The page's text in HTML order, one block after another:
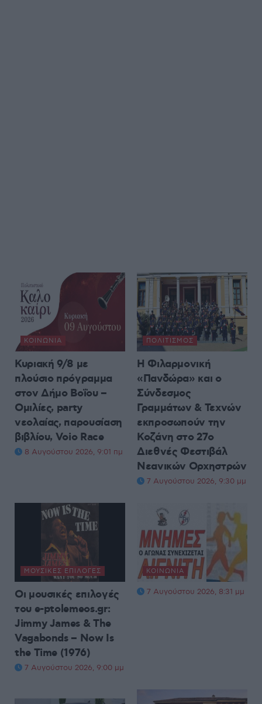
ΚΟΙΝΩΝΊΑ
Κυριακή 9/8 με
πλούσιο πρόγραμμα
στον Δήμο Βοΐου –
Ομιλίες, party
νεολαίας, παρουσίαση
βιβλίου, Voio Race
8 Αυγούστου 2026, 9:01 πμ
ΠΟΛΙΤΙΣΜΌΣ
Η Φιλαρμονική
«Πανδώρα» και ο
Σύνδεσμος
Γραμμάτων & Τεχνών
εκπροσωπούν την
Κοζάνη στο 27ο
Διεθνές Φεστιβάλ
Νεανικών Ορχηστρών
7 Αυγούστου 2026, 9:30 μμ
ΜΟΥΣΙΚΈΣ ΕΠΙΛΟΓΈΣ
Οι μουσικές επιλογές
του e-ptolemeos.gr:
Jimmy James & The
Vagabonds – Now Is
the Time (1976)
7 Αυγούστου 2026, 9:00 μμ
ΚΟΙΝΩΝΊΑ
7 Αυγούστου 2026, 8:31 μμ